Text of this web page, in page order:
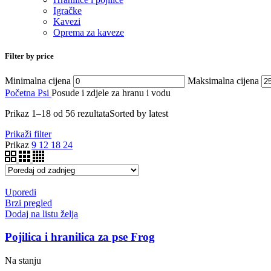
Igračke
Kavezi
Oprema za kaveze
Filter by price
Minimalna cijena Maksimalna cijena
Početna Psi Posude i zdjele za hranu i vodu
Prikaz 1–18 od 56 rezultataSorted by latest
Prikaži filter
Prikaz 9 12 18 24
Uporedi
Brzi pregled
Dodaj na listu želja
Pojilica i hranilica za pse Frog
Na stanju